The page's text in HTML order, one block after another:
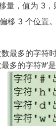
移量，值为 3
移 3 个位置。
最多的字符
多的字符’#’